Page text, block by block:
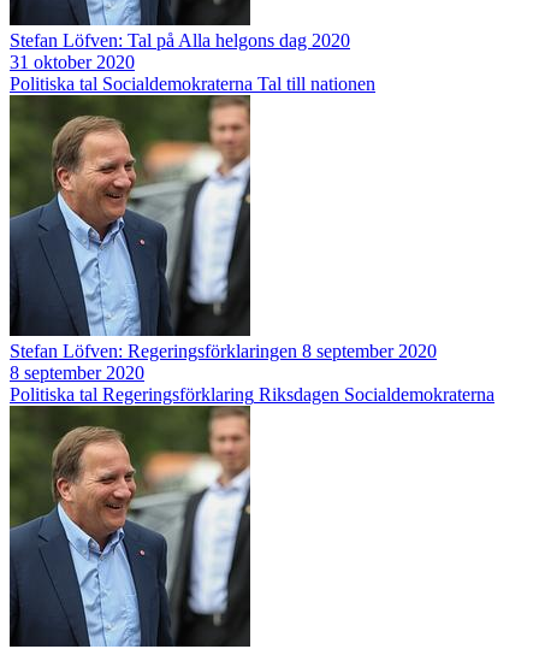
Stefan Löfven: Tal på Alla helgons dag 2020
31 oktober 2020
Politiska tal Socialdemokraterna Tal till nationen
Stefan Löfven: Regeringsförklaringen 8 september 2020
8 september 2020
Politiska tal Regeringsförklaring Riksdagen Socialdemokraterna